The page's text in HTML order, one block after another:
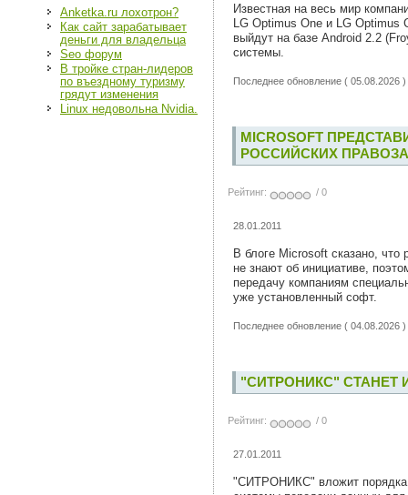
Anketka.ru лохотрон?
Как сайт зарабатывает
деньги для владельца
Seo форум
В тройке стран-лидеров
по въездному туризму
грядут изменения
Linux недовольна Nvidia.
Известная на весь мир
LG Optimus One и LG
выйдут на базе Android 2.2
системы.
Последнее обновление ( 05.08.2026 )
MICROSOFT
РОССИЙСКИХ
Рейтинг: / 0
28.01.2011
В блоге Microsoft сказано, что
не знают об инициативе,
передачу компаниям
уже установленный софт.
Последнее обновление ( 04.08.2026 )
"СИТРОНИКС" СТАНЕТ
Рейтинг: / 0
27.01.2011
"СИТРОНИКС" вложит порядка